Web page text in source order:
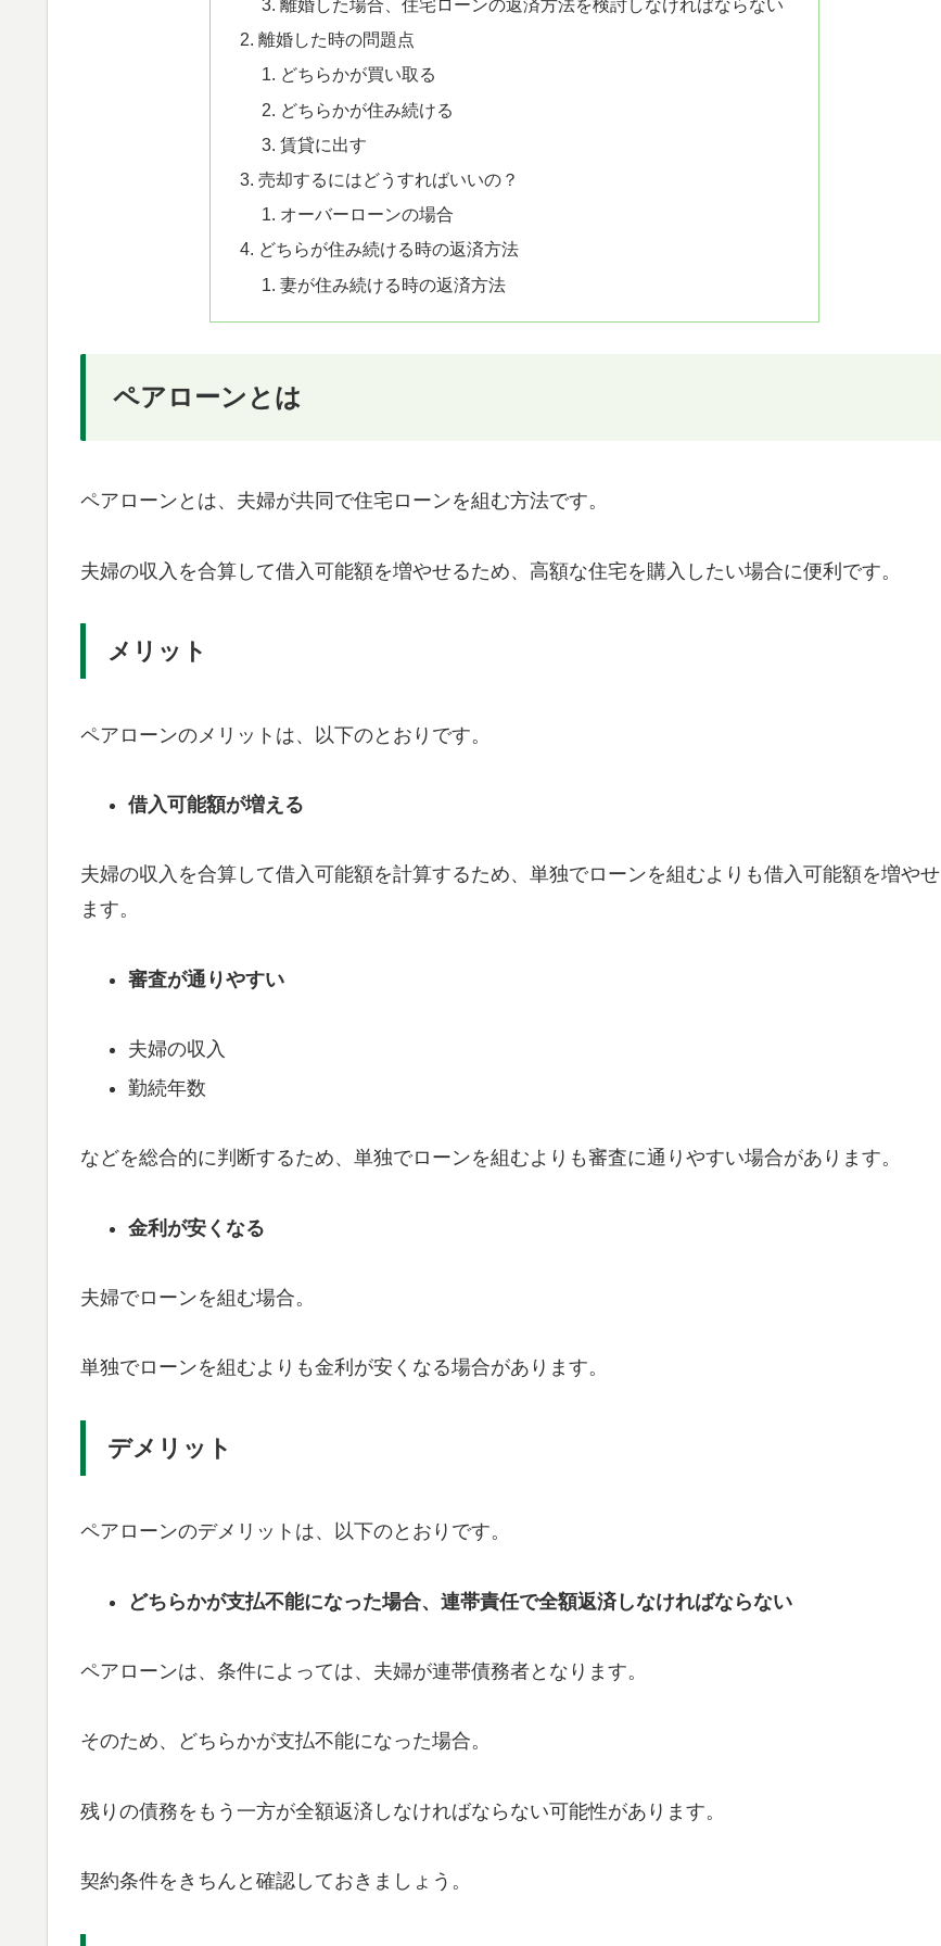
離婚した場合、住宅ローンの返済方法を検討しなければならない
離婚した時の問題点
どちらかが買い取る
どちらかが住み続ける
賃貸に出す
売却するにはどうすればいいの？
オーバーローンの場合
どちらが住み続ける時の返済方法
妻が住み続ける時の返済方法
ペアローンとは
ペアローンとは、夫婦が共同で住宅ローンを組む方法です。
夫婦の収入を合算して借入可能額を増やせるため、高額な住宅を購入したい場合に便利です。
メリット
ペアローンのメリットは、以下のとおりです。
借入可能額が増える
夫婦の収入を合算して借入可能額を計算するため、単独でローンを組むよりも借入可能額を増やせ
ます。
審査が通りやすい
夫婦の収入
勤続年数
などを総合的に判断するため、単独でローンを組むよりも審査に通りやすい場合があります。
金利が安くなる
夫婦でローンを組む場合。
単独でローンを組むよりも金利が安くなる場合があります。
デメリット
ペアローンのデメリットは、以下のとおりです。
どちらかが支払不能になった場合、連帯責任で全額返済しなければならない
ペアローンは、条件によっては、夫婦が連帯債務者となります。
そのため、どちらかが支払不能になった場合。
残りの債務をもう一方が全額返済しなければならない可能性があります。
契約条件をきちんと確認しておきましょう。